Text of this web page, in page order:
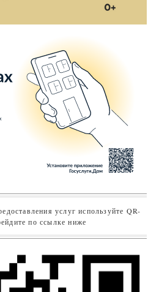
услуг используйте QR-
по ссылке ниже